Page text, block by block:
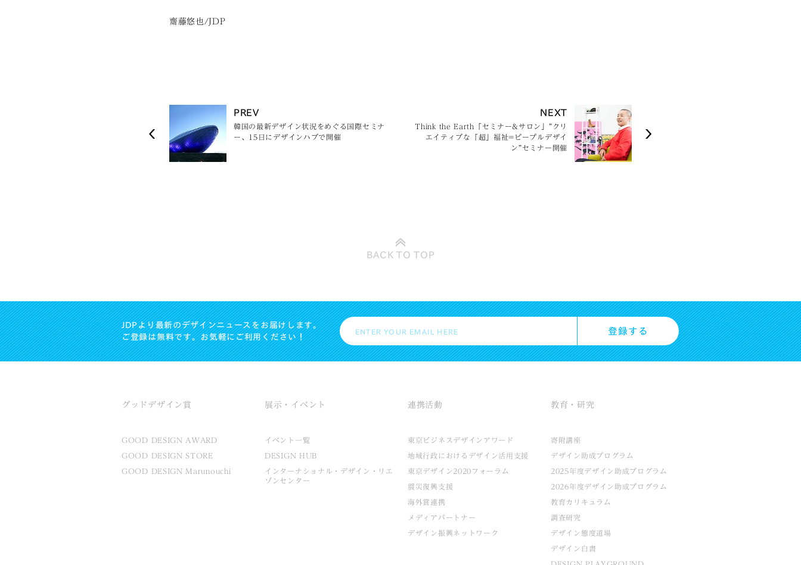
齋藤悠也/JDP
PREV
韓国の最新デザイン状況をめぐる国際セミナ
ー、15日にデザインハブで開催
NEXT
Think the Earth「セミナー&サロン」”クリ
エイティブな「超」福祉=ピープルデザイ
ン”セミナー開催
BACK TOTOP
JDPより最新のデザインニュースをお届けします。
ご登録は無料です。お気軽にご利用ください！
グッドデザイン賞
GOOD DESIGN AWARD
GOOD DESIGN STORE
GOOD DESIGN Marunouchi
展示・イベント
イベント一覧
DESIGN HUB
インターナショナル・デザイン・リエ
ゾンセンター
連携活動
東京ビジネスデザインアワード
地域行政におけるデザイン活用支援
東京デザイン2020フォーラム
震災復興支援
海外賞連携
メディアパートナー
デザイン振興ネットワーク
教育・研究
寄附講座
デザイン助成プログラム
2025年度デザイン助成プログラム
2026年度デザイン助成プログラム
教育カリキュラム
調査研究
デザイン態度道場
デザイン白書